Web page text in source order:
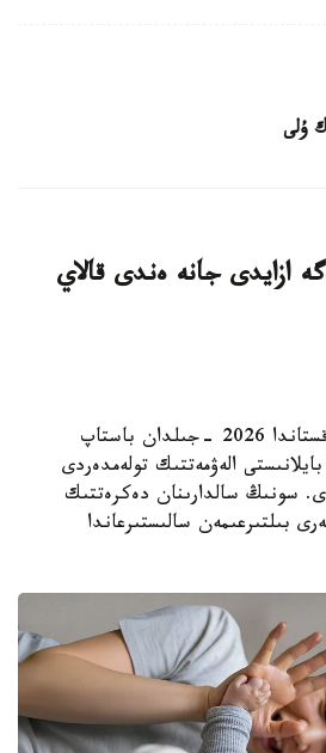
ۇلى
ازايدى جانە ەندى قالاي
استانا. قازاقپارات - قازاقستاندا 2026 -جىلدان باستاپ
الەۋمەتتىك تولەمدەردى
سونىڭ سالدارىنان دەكرەتتىك
بىلتىرعىمەن سالىستىرعاندا